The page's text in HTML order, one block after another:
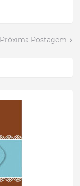
Próxima Postagem